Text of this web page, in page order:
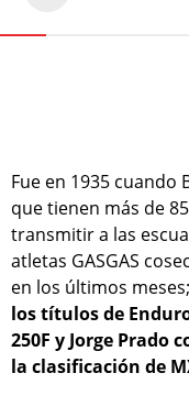
Fue en 1935 cuando
que tienen más de
transmitir a las
atletas GASGAS
en los últimos meses;
los títulos de
250F y Jorge Prado
la clasificación de